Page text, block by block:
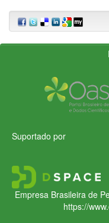
Suportado por
Empresa Brasileira de
https://